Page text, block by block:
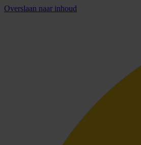
Overslaan naar inhoud